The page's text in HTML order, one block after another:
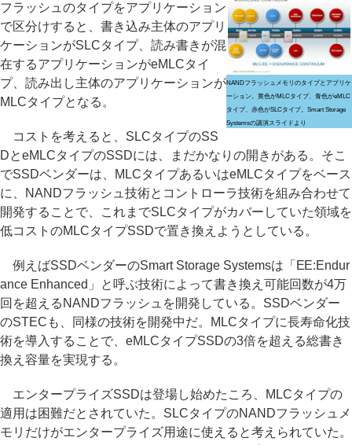
NANDフラッシュメモリのタイプとアプリケ
ーション。黄色がMLCタイプ、青色がeMLC
タイプ、赤色がSLCタイプ。Smart Storage
Systemsの講演スライドより
フラッシュのタイプをアプリケーション
で区分けすると、書き込み主体のアプリ
ケーションがSLCタイプ、読み書きが混
在するアプリケーションがeMLCタイ
プ、読み出し主体のアプリケーションが
MLCタイプとなる。
コストを考えると、SLCタイプのSS
DとeMLCタイプのSSDには、まだかなりの開きがある。そこ
でSSDベンダーは、MLCタイプあるいはeMLCタイプをベース
に、NANDフラッシュ技術とコントローラ技術を組み合わせて
開発することで、これまでSLCタイプがカバーしていた領域を
低コストのMLCタイプSSDで置き換えようとしている。
例えばSSDベンダーのSmart Storage Systemsは「EE:Endur
ance Enhanced」と呼ぶ技術によって書き換え可能回数が4万
回を超えるNANDフラッシュを開発している。SSDベンダー
のSTECも、同様の技術を開発中だ。MLCタイプに長寿命化技
術を導入することで、eMLCタイプSSDの3倍を超える総書き
換え容量を実現する。
エンタープライズSSDは登場し始めたころ、MLCタイプの
適用は困難だとされていた。SLCタイプのNANDフラッシュメ
モリだけがエンタープライズ用途に使えると考えられていた。